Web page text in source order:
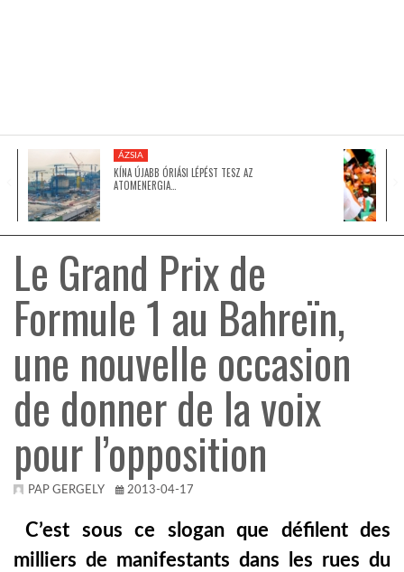
GLOBOTV BP
HÍR3D
TROPICALMAGAZIN
GLOBOTV
AFRIKA TUDÁSTÁR
LINKTR.EE
ÁZSIA
KÍNA ÚJABB ÓRIÁSI LÉPÉST TESZ AZ
ATOMENERGIA…
Le Grand Prix de
Formule 1 au Bahreïn,
une nouvelle occasion
de donner de la voix
pour l’opposition
PAP GERGELY 2013-04-17
C’est sous ce slogan que défilent des
milliers de manifestants dans les rues du